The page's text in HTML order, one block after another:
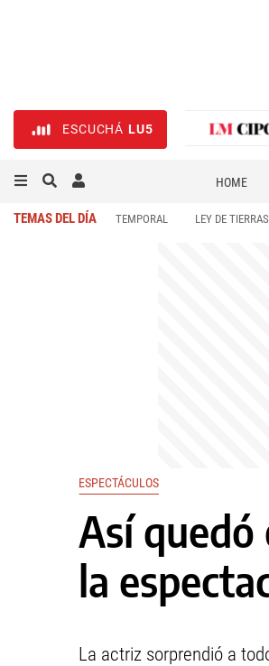
ESCUCHÁ LU5
HOME
TEMAS DEL DÍA TEMPORAL LEY DE TIERRAS
ESPECTÁCULOS
Así
la
La actriz sorprendió a